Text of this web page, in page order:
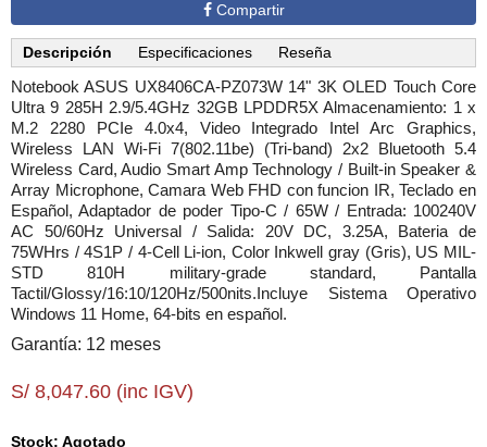
Compartir
Descripción Especificaciones Reseña
Notebook ASUS UX8406CA-PZ073W 14" 3K OLED Touch Core
Ultra 9 285H 2.9/5.4GHz 32GB LPDDR5X Almacenamiento: 1 x
M.2 2280 PCIe 4.0x4, Video Integrado Intel Arc Graphics,
Wireless LAN Wi-Fi 7(802.11be) (Tri-band) 2x2 Bluetooth 5.4
Wireless Card, Audio Smart Amp Technology / Built-in Speaker &
Array Microphone, Camara Web FHD con funcion IR, Teclado en
Español, Adaptador de poder Tipo-C / 65W / Entrada: 100240V
AC 50/60Hz Universal / Salida: 20V DC, 3.25A, Bateria de
75WHrs / 4S1P / 4-Cell Li-ion, Color Inkwell gray (Gris), US MIL-
STD 810H military-grade standard, Pantalla
Tactil/Glossy/16:10/120Hz/500nits.Incluye Sistema Operativo
Windows 11 Home, 64-bits en español.
Garantía: 12 meses
S/ 8,047.60 (inc IGV)
Stock: Agotado